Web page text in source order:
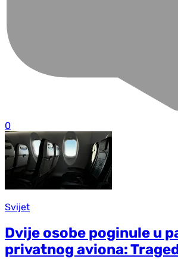
0
Svijet
Dvije osobe poginule u
privatnog aviona: